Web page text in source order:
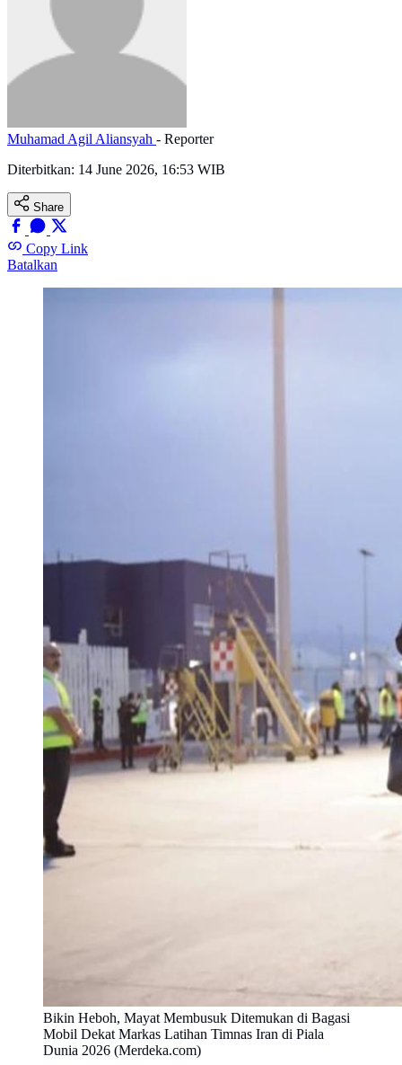
Muhamad Agil Aliansyah - Reporter
Diterbitkan: 14 June 2026, 16:53 WIB
Share
Copy Link
Batalkan
Bikin Heboh, Mayat Membusuk Ditemukan di Bagasi
Mobil Dekat Markas Latihan Timnas Iran di Piala
Dunia 2026 (Merdeka.com)